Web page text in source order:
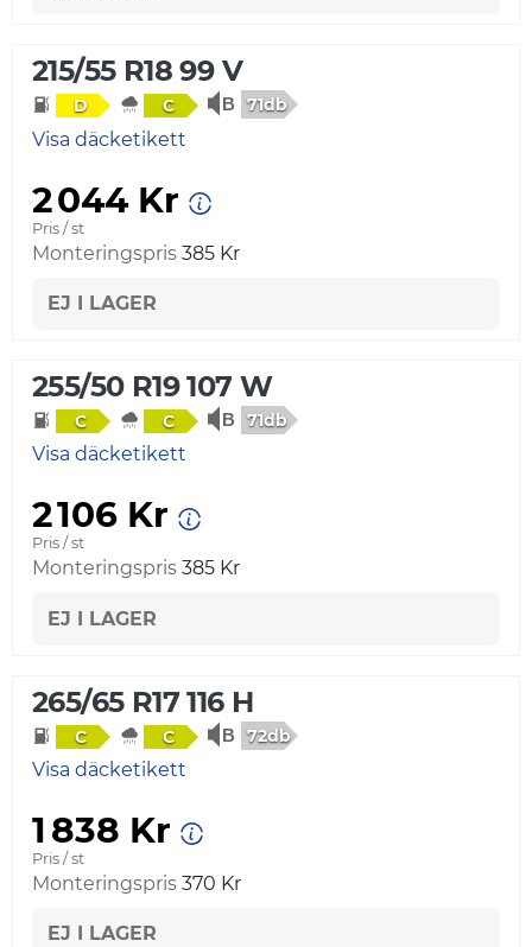
215/55 R18 99 V
D C 71db
Visa däcketikett
2 044 Kr
Pris / st
Monteringspris 385 Kr
EJ I LAGER
255/50 R19 107 W
C C 71db
Visa däcketikett
2 106 Kr
Pris / st
Monteringspris 385 Kr
EJ I LAGER
265/65 R17 116 H
C C 72db
Visa däcketikett
1 838 Kr
Pris / st
Monteringspris 370 Kr
EJ I LAGER